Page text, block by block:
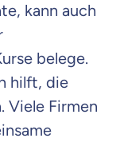
kann auch
belege.
hilft, die
Viele Firmen